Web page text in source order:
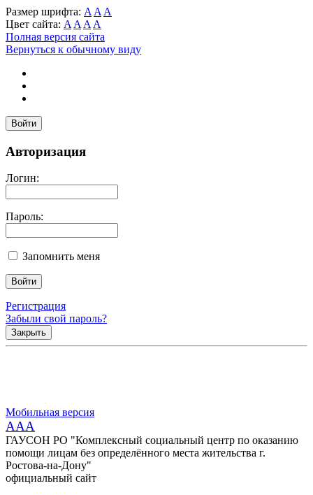
Размер шрифта: A A A
Цвет сайта: A A A A
Полная версия сайта
Вернуться к обычному виду
Войти
Авторизация
Логин:
Пароль:
Запомнить меня
Регистрация
Забыли свой пароль?
Закрыть
Мобильная версия
AAA
ГАУСОН РО "Комплексный социальный центр по оказанию
помощи лицам без определённого места жительства г.
Ростова-на-Дону"
официальный сайт